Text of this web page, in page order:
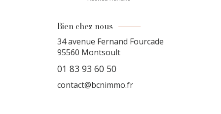
Bien chez nous
34 avenue Fernand Fourcade
95560 Montsoult
01 83 93 60 50
contact@bcnimmo.fr